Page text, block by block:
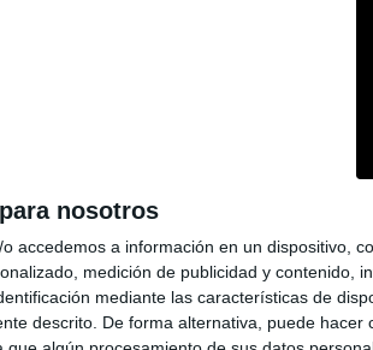
nosotros
accedemos a información en un dispositivo,
medición de publicidad y contenido,
mediante las características de
descrito. De forma alternativa, puede